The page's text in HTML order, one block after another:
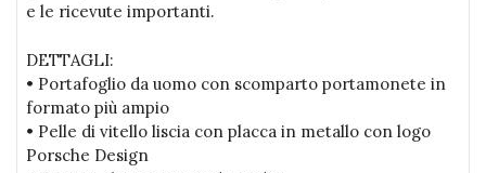
e le ricevute importanti.
DETTAGLI:
• Portafoglio da uomo con scomparto portamonete in
formato più ampio
• Pelle di vitello liscia con placca in metallo con logo
Porsche Design